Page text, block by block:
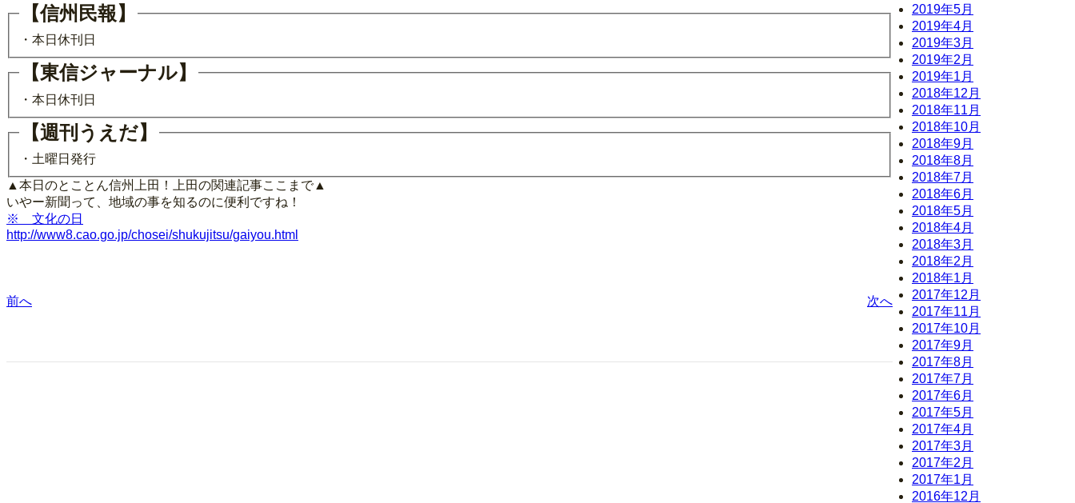
【信州民報】
・本日休刊日
【東信ジャーナル】
・本日休刊日
【週刊うえだ】
・土曜日発行
▲本日のとことん信州上田！上田の関連記事ここまで▲
いやー新聞って、地域の事を知るのに便利ですね！
※ 文化の日
http://www8.cao.go.jp/chosei/shukujitsu/gaiyou.html
前へ 次へ
2019年5月
2019年4月
2019年3月
2019年2月
2019年1月
2018年12月
2018年11月
2018年10月
2018年9月
2018年8月
2018年7月
2018年6月
2018年5月
2018年4月
2018年3月
2018年2月
2018年1月
2017年12月
2017年11月
2017年10月
2017年9月
2017年8月
2017年7月
2017年6月
2017年5月
2017年4月
2017年3月
2017年2月
2017年1月
2016年12月